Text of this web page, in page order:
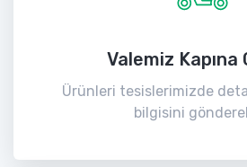
Valemiz Kapına
Ürünleri tesislerimizde
bilgisini